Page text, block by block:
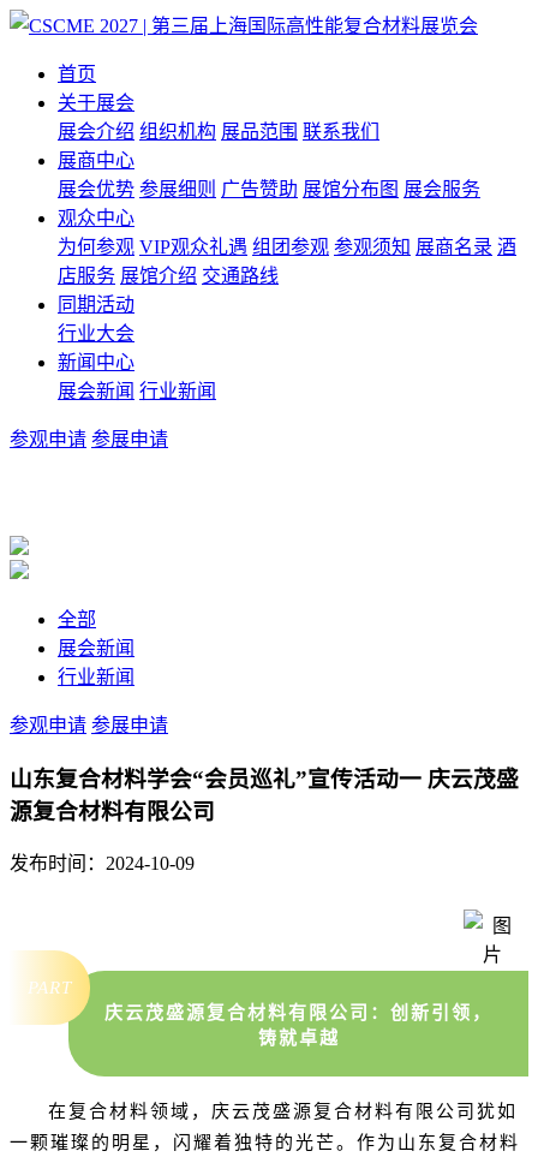
首页
关于展会
展会介绍 组织机构 展品范围 联系我们
展商中心
展会优势 参展细则 广告赞助 展馆分布图 展会服务
观众中心
为何参观 VIP观众礼遇 组团参观 参观须知 展商名录 酒
店服务 展馆介绍 交通路线
同期活动
行业大会
新闻中心
展会新闻 行业新闻
参观申请 参展申请
全部
展会新闻
行业新闻
参观申请 参展申请
山东复合材料学会“会员巡礼”宣传活动一 庆云茂盛
源复合材料有限公司
发布时间：2024-10-09
PART
庆云茂盛源复合材料有限公司：创新引领，
铸就卓越
在复合材料领域，庆云茂盛源复合材料有限公司犹如
一颗璀璨的明星，闪耀着独特的光芒。作为山东复合材料